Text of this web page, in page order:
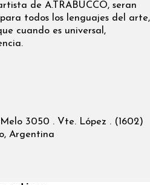
de A.TRABUCCO, seran
todos los lenguajes del arte,
cuando es universal,
3050 . Vte. López . (1602)
Argentina